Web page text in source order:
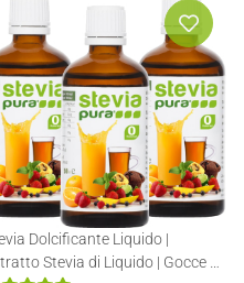
Dolcificante Liquido |
Stevia di Liquido | Gocce di